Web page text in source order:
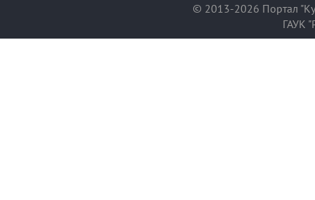
© 2013-2026 Портал
ГАУК